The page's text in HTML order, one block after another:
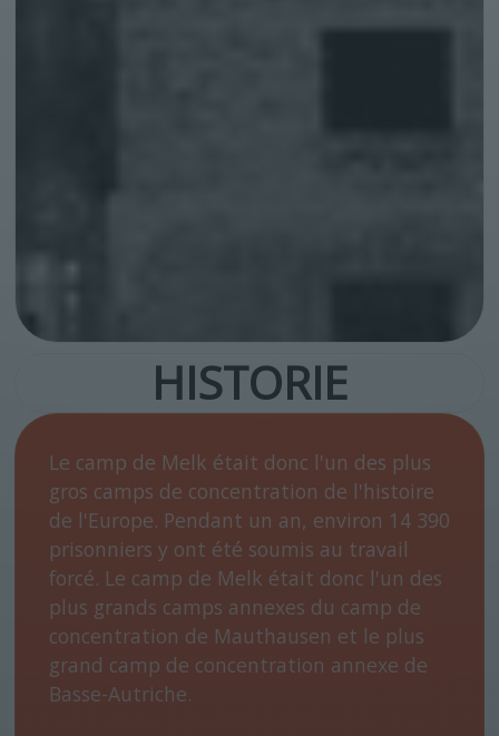
HISTORIE
Le camp de Melk était donc l'un des plus
gros camps de concentration de l'histoire
de l'Europe. Pendant un an, environ 14 390
prisonniers y ont été soumis au travail
forcé. Le camp de Melk était donc l'un des
plus grands camps annexes du camp de
concentration de Mauthausen et le plus
grand camp de concentration annexe de
Basse-Autriche.